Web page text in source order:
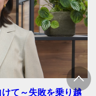
て～失敗を乗り越